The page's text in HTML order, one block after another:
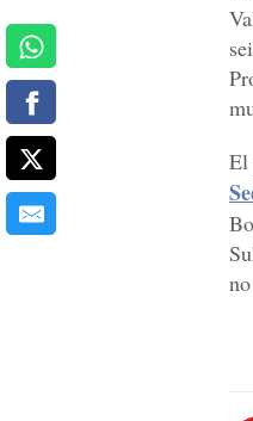
El